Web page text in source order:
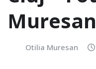
Otilia Muresan